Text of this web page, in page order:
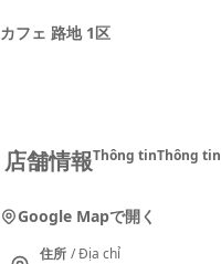
カフェ 路地 1区
店舗情報Thông tinThông tin
Google Mapで開く
住所 / Địa chỉ